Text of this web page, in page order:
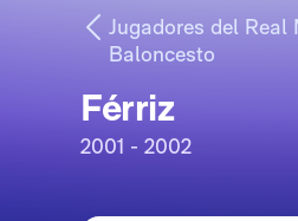
Jugadores del Real
Baloncesto
Férriz
2001 - 2002